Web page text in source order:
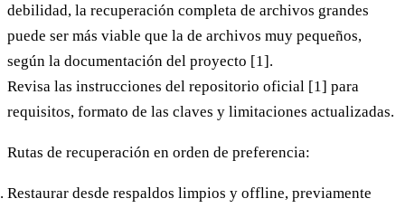
debilidad, la recuperación completa de archivos grandes
puede ser más viable que la de archivos muy pequeños,
según la documentación del proyecto [1].
Revisa las instrucciones del repositorio oficial [1] para
requisitos, formato de las claves y limitaciones actualizadas.
Rutas de recuperación en orden de preferencia:
Restaurar desde respaldos limpios y offline, previamente